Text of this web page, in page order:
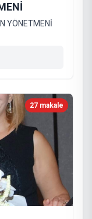
YÖNETMENİ
27 makale